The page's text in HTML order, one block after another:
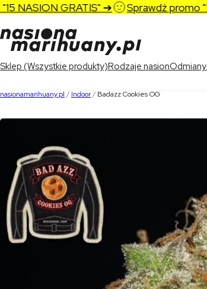
NASION GRATIS" ➔ Sprawdź promo "15
Sklep (Wszystkie produkty)Rodzaje nasion
nasionamarihuany.pl / Indoor/ Badazz Cookies OG